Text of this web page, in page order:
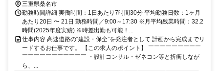
三重県桑名市
勤務時間詳細 実働時間：1日あたり7時間30分 平均勤務日数：1ヶ月
あたり20日 〜 21日 勤務時間／9:00～17:30 ※月平均残業時間：32.2
時間(2025年度実績) ※時差出勤も可能！...
仕事内容 高速道路の“建設・保全”を発注者として 計画から完成までリ
ードするお仕事です。 【この求人のポイント】 ￣￣￣￣￣￣￣￣￣
￣￣￣￣￣￣￣￣￣￣￣ ・設計コンサル・ゼネコン等と折衝しなが
ら、...